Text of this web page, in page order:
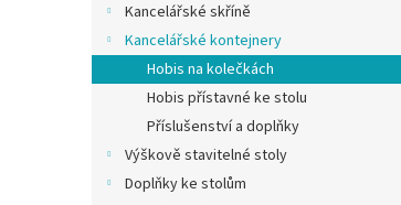
Kancelářské skříně
Kancelářské kontejnery
Hobis na kolečkách
Hobis přístavné ke stolu
Příslušenství a doplňky
Výškově stavitelné stoly
Doplňky ke stolům